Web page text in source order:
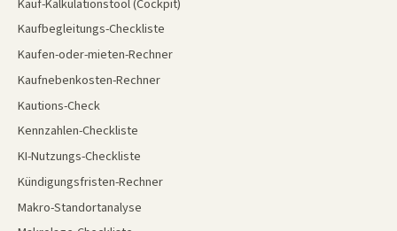
Kaufbegleitungs-Checkliste
Kaufen-oder-mieten-Rechner
Kaufnebenkosten-Rechner
Kautions-Check
Kennzahlen-Checkliste
KI-Nutzungs-Checkliste
Kündigungsfristen-Rechner
Makro-Standortanalyse